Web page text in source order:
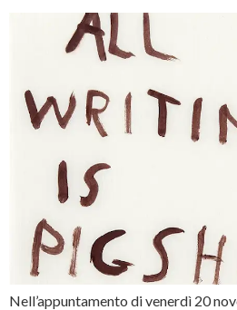
Nell’appuntamento di venerdì 20